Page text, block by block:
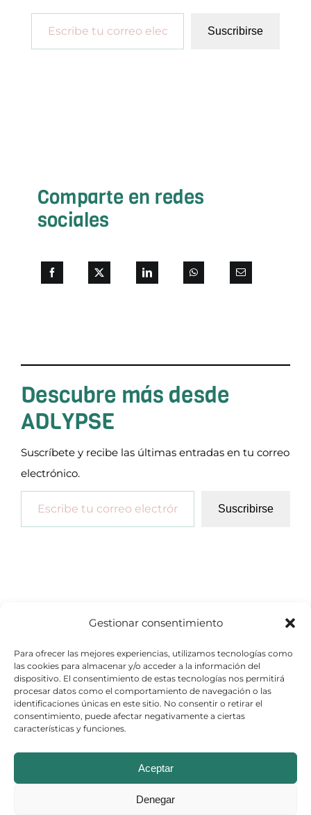
Gestionar consentimiento
Para ofrecer las mejores experiencias, utilizamos tecnologías como
las cookies para almacenar y/o acceder a la información del
dispositivo. El consentimiento de estas tecnologías nos permitirá
procesar datos como el comportamiento de navegación o las
identificaciones únicas en este sitio. No consentir o retirar el
consentimiento, puede afectar negativamente a ciertas
características y funciones.
Aceptar
Denegar
Escribe tu correo electrónico…
Suscribirse
Comparte en redes
sociales
Descubre más desde
ADLYPSE
Suscríbete y recibe las últimas entradas en tu correo
electrónico.
Escribe tu correo electrónico…
Suscribirse
© Copyright 2026
Política de Cookies
Política de Privacidad